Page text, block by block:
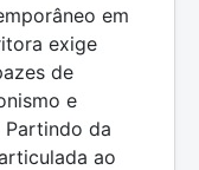
em
exige
de
e
Partindo da
ao